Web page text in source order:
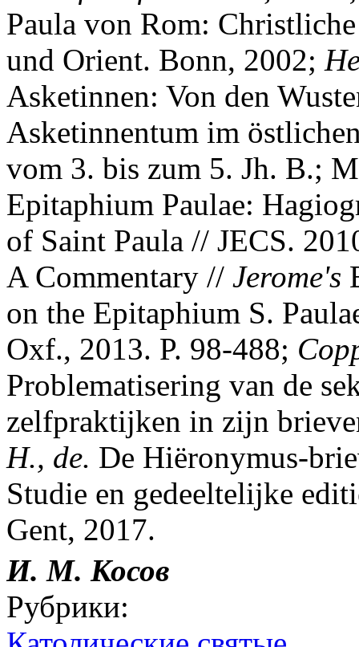
Paula von Rom:
und Orient. Bonn, 2002;
Asketinnen: Von den
Asketinnentum im
vom 3. bis zum 5. Jh. B.;
Epitaphium Paulae:
of Saint Paula // JECS.
A Commentary // Jerome's
on the Epitaphium S.
Oxf., 2013. P. 98-488;
Problematisering van de
zelfpraktijken in zijn
H., de. De Hiëronymus-
Studie en gedeeltelijke
Gent, 2017.
И. М. Косов
Рубрики: